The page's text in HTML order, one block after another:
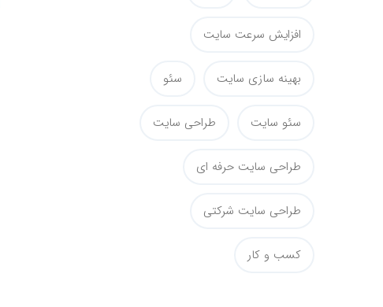
افزایش سرعت سایت
بهینه سازی سایت سئو
سئو سایت طراحی سایت
طراحی سایت حرفه ای
طراحی سایت شرکتی
کسب و کار